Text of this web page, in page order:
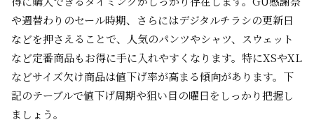
や週替わりのセール時期、さらにはデジタルチラシの更新日
などを押さえることで、人気のパンツやシャツ、スウェット
など定番商品もお得に手に入れやすくなります。特にXSやXL
などサイズ欠け商品は値下げ率が高まる傾向があります。下
記のテーブルで値下げ周期や狙い目の曜日をしっかり把握し
ましょう。